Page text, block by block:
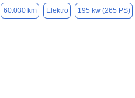
60.030 km Elektro 195 kw (265 PS)